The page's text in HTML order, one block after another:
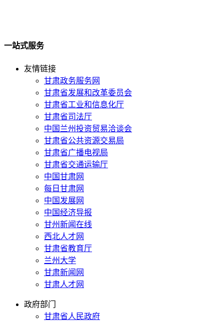
一站式服务
友情链接
甘肃政务服务网
甘肃省发展和改革委员会
甘肃省工业和信息化厅
甘肃省司法厅
中国兰州投资贸易洽谈会
甘肃省公共资源交易局
甘肃省广播电视局
甘肃省交通运输厅
中国甘肃网
每日甘肃网
中国发展网
中国经济导报
甘州新闻在线
西北人才网
甘肃省教育厅
兰州大学
甘肃新闻网
甘肃人才网
政府部门
甘肃省人民政府